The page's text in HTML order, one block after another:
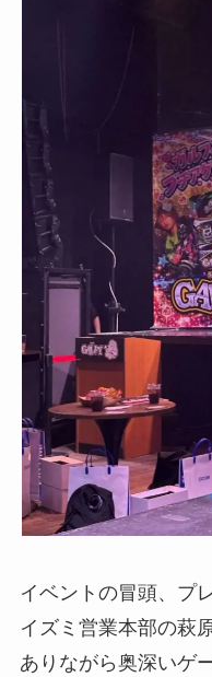
イベントの冒頭、プ
イズミ営業本部の萩
ありながら奥深いゲ